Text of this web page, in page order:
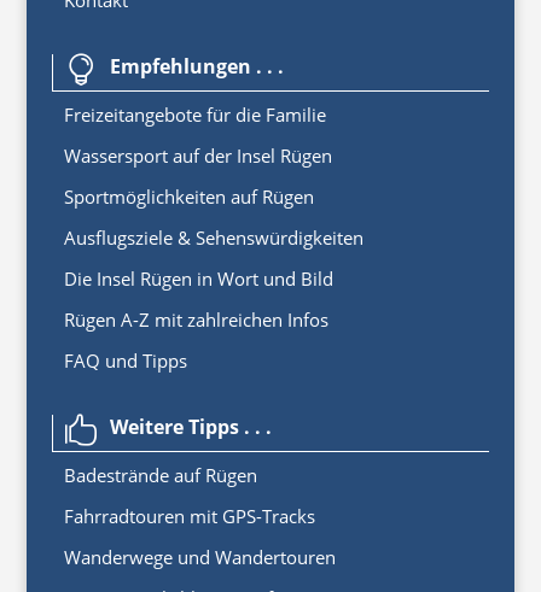
 Empfehlungen . . .
Freizeitangebote für die Familie
Wassersport auf der Insel Rügen
Sportmöglichkeiten auf Rügen
Ausflugsziele & Sehenswürdigkeiten
Die Insel Rügen in Wort und Bild
Rügen A-Z mit zahlreichen Infos
FAQ und Tipps
 Weitere Tipps . . .
Badestrände auf Rügen
Fahrradtouren mit GPS-Tracks
Wanderwege und Wandertouren